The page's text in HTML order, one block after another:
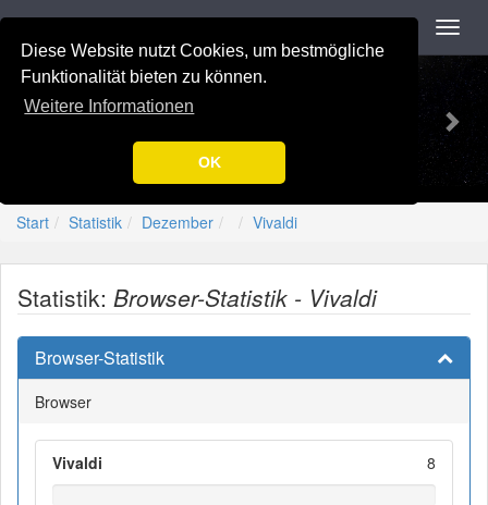
Diese Website nutzt Cookies, um bestmögliche
Funktionalität bieten zu können.
Weitere Informationen
OK
Navigation
Previous-=[Nation-7.de]=-
Start Statistik Dezember Vivaldi
Statistik: Browser-Statistik - Vivaldi
Browser-Statistik
Browser
Vivaldi 8